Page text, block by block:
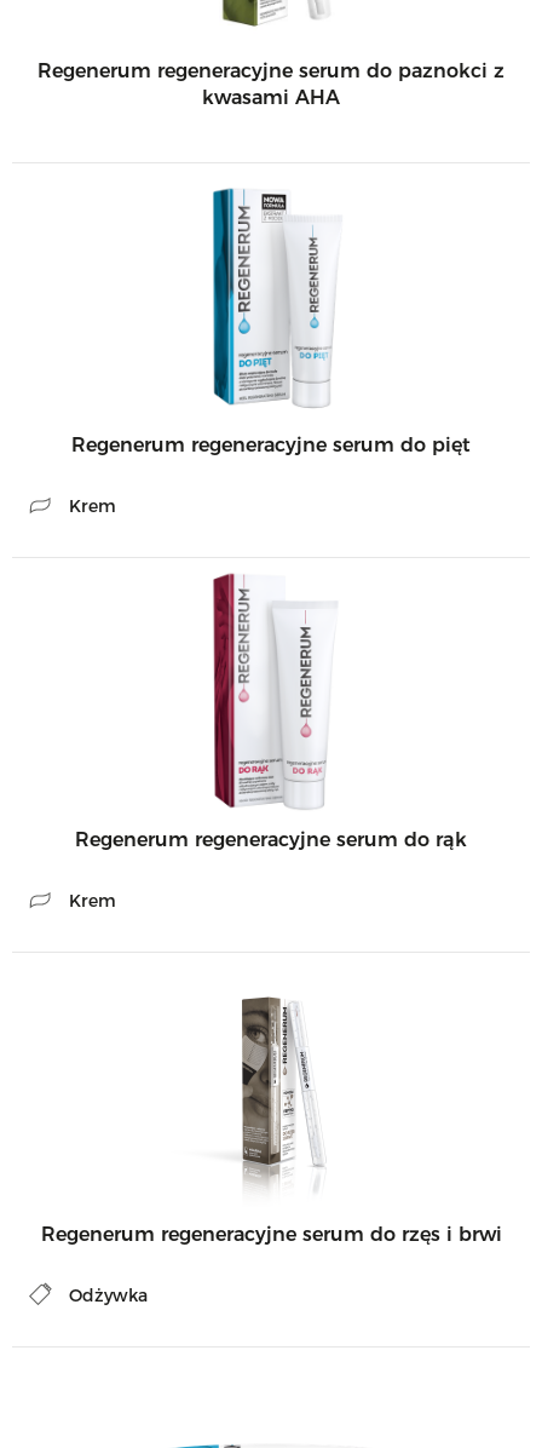
Regenerum regeneracyjne serum do paznokci z
kwasami AHA
Regenerum regeneracyjne serum do pięt
Krem
Regenerum regeneracyjne serum do rąk
Krem
Regenerum regeneracyjne serum do rzęs i brwi
Odżywka